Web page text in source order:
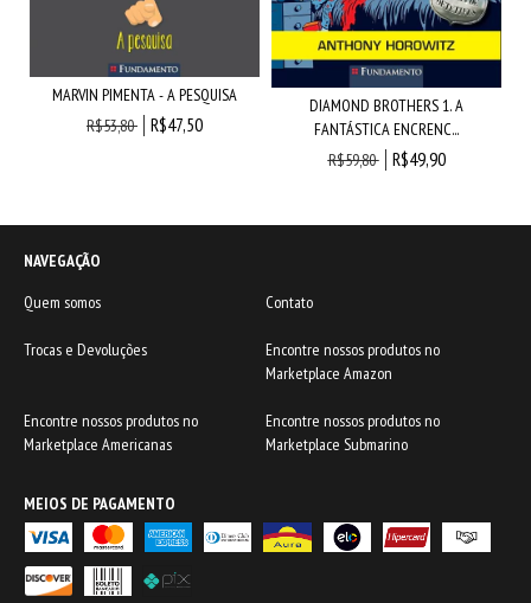
MARVIN PIMENTA - A PESQUISA
R$53,80
R$47,50
DIAMOND BROTHERS 1. A
FANTÁSTICA ENCRENC...
R$59,80
R$49,90
NAVEGAÇÃO
Quem somos
Contato
Trocas e Devoluções
Encontre nossos produtos no
Marketplace Amazon
Encontre nossos produtos no
Marketplace Americanas
Encontre nossos produtos no
Marketplace Submarino
MEIOS DE PAGAMENTO